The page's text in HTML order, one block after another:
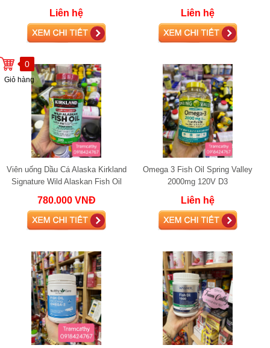
0
Giỏ hàng
mềm (360mg Omega-3)
Liên hệ
4in1 Omega-3 Fish + Krill Oil
Liên hệ
Viên uống Dầu Cá Alaska Kirkland
Signature Wild Alaskan Fish Oil
780.000 VNĐ
Omega 3 Fish Oil Spring Valley
2000mg 120V D3
Liên hệ